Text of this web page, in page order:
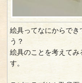
絵具ってなにからでき
う？
絵具のことを考えてみ
す。